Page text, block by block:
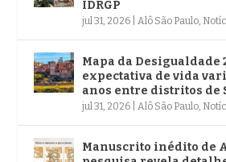
IDRGP
jul 31, 2026 |Alô São Paulo,
Mapa da Desigualdade
expectativa de vida
anos entre distritos de
jul 31, 2026 |Alô São Paulo,
Manuscrito inédito de